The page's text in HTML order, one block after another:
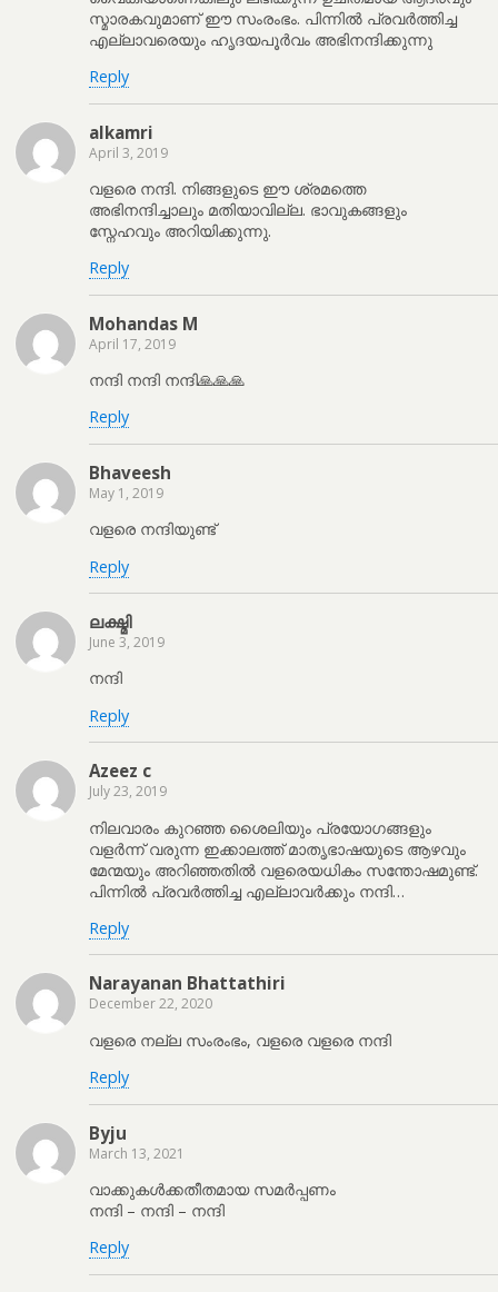
സ്മാരകവുമാണ് ഈ സംരംഭം. പിന്നില്‍ പ്രവര്‍ത്തിച്ച
എല്ലാവരെയും ഹൃദയപൂര്‍വം അഭിനന്ദിക്കുന്നു
Reply
alkamri
April 3, 2019
വളരെ നന്ദി. നിങ്ങളുടെ ഈ ശ്രമത്തെ
അഭിനന്ദിച്ചാലും മതിയാവില്ല. ഭാവുകങ്ങളും
സ്നേഹവും അറിയിക്കുന്നു.
Reply
Mohandas M
April 17, 2019
നന്ദി നന്ദി നന്ദി🙏🙏🙏
Reply
Bhaveesh
May 1, 2019
വളരെ നന്ദിയുണ്ട്
Reply
ലക്ഷ്മി
June 3, 2019
നന്ദി
Reply
Azeez c
July 23, 2019
നിലവാരം കുറഞ്ഞ ശൈലിയും പ്രയോഗങ്ങളും
വളർന്ന് വരുന്ന ഇക്കാലത്ത് മാതൃഭാഷയുടെ ആഴവും
മേന്മയും അറിഞ്ഞതിൽ വളരെയധികം സന്തോഷമുണ്ട്.
പിന്നിൽ പ്രവർത്തിച്ച എല്ലാവർക്കും നന്ദി…
Reply
Narayanan Bhattathiri
December 22, 2020
വളരെ നല്ല സംരംഭം, വളരെ വളരെ നന്ദി
Reply
Byju
March 13, 2021
വാക്കുകൾക്കതീതമായ സമർപ്പണം
നന്ദി – നന്ദി – നന്ദി
Reply